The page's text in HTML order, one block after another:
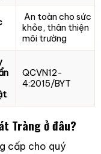
An toàn cho sức
khỏe, thân thiện
môi trường
QCVN12-
4:2015/BYT
Tràng ở đâu?
cấp cho quý